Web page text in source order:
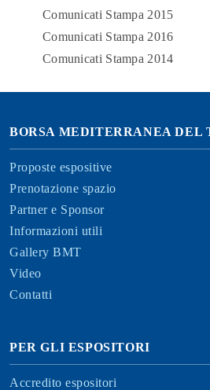
Comunicati Stampa 2015
Comunicati Stampa 2016
Comunicati Stampa 2014
BORSA MEDITERRANEA DEL
Proposte espositive
Prenotazione spazio
Partner e Sponsor
Informazioni utili
Gallery BMT
Video
Contatti
PER GLI ESPOSITORI
Accredito espositori